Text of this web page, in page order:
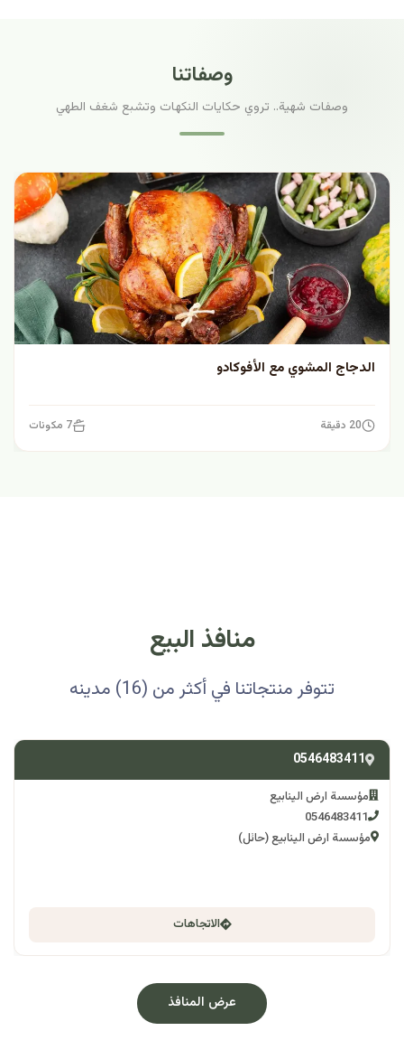
وصفاتنا
وصفات شهية.. تروي حكايات النكهات وتشبع شغف الطهي
الدجاج المشوي مع الأفوكادو
20 دقيقة 7 مكونات
منافذ البيع
تتوفر منتجاتنا في أكثر من (16) مدينه
0546483411
مؤسسة ارض الينابيع
0546483411
مؤسسة ارض الينابيع (حائل)
الاتجاهات
عرض المنافذ